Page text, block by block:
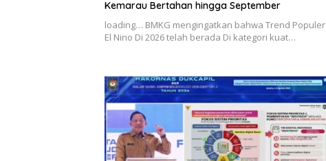
Kemarau Bertahan hingga September
loading… BMKG mengingatkan bahwa Trend Populer
El Nino Di 2026 telah berada Di kategori kuat…